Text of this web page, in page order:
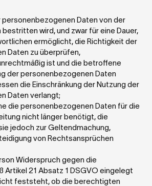
Daten von der
wird, und zwar für eine Dauer,
ermöglicht, die Richtigkeit der
Daten zu überprüfen,
ist und die betroffene
der personenbezogenen Daten
die Einschränkung der Nutzung der
Daten verlangt;
die personenbezogenen Daten für die
nicht länger benötigt, die
jedoch zur Geltendmachung,
von Rechtsansprüchen
Widerspruch gegen die
Artikel 21 Absatz 1 DSGVO eingelegt
feststeht, ob die berechtigten